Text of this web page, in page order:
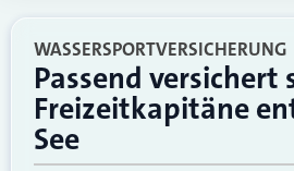
WASSERSPORTVERSICHERUNG
Passend versichert
Freizeitkapitäne
See